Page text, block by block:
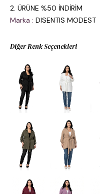
2. ÜRÜNE %50 İNDİRİM
Marka : DISENTIS MODEST
Diğer Renk Seçenekleri